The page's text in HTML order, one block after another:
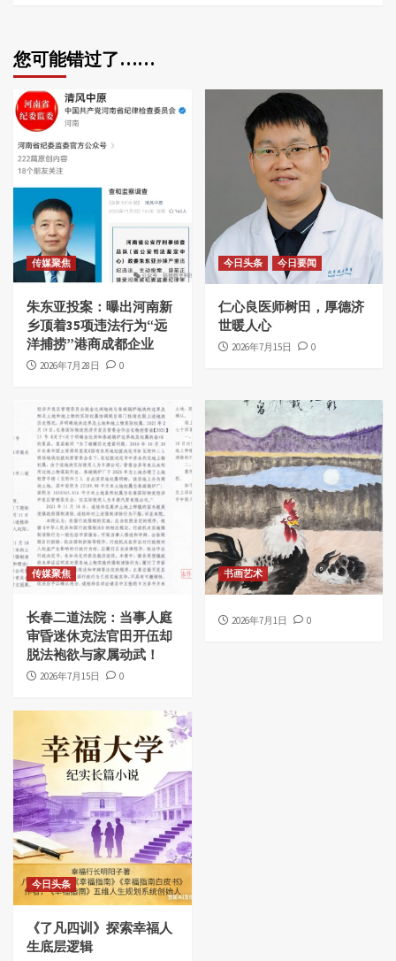
您可能错过了……
传媒聚焦
朱东亚投案：曝出河南新
乡顶着35项违法行为“远
洋捕捞”港商成都企业
2026年7月28日 0
今日头条 今日要闻
仁心良医师树田，厚德济
世暖人心
2026年7月15日 0
传媒聚焦
长春二道法院：当事人庭
审昏迷休克法官田开伍却
脱法袍欲与家属动武！
2026年7月15日 0
书画艺术
2026年7月1日 0
今日头条
《了凡四训》探索幸福人
生底层逻辑